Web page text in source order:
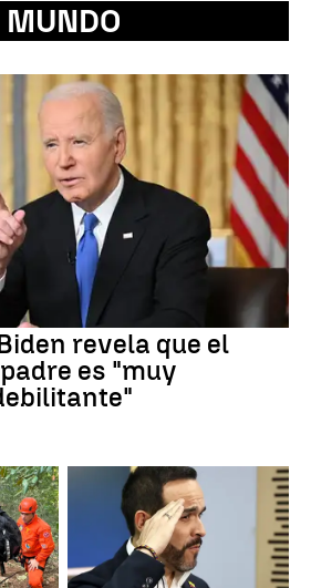
MUNDO
revela que el
es "muy